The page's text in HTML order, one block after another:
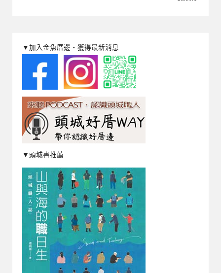
▼加入金魚厝邊‧獲得最新消息
▼頭城書推薦